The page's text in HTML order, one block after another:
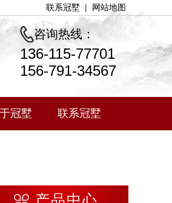
联系冠墅 | 网站地图
咨询热线：
136-115-77701
156-791-34567
冠墅 联系冠墅
产品中心